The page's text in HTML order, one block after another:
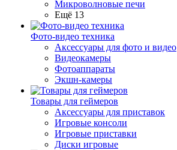
Микроволновые печи
Ещё 13
Фото-видео техника
Аксессуары для фото и видео
Видеокамеры
Фотоаппараты
Экшн-камеры
Товары для геймеров
Аксессуары для приставок
Игровые консоли
Игровые приставки
Диски игровые